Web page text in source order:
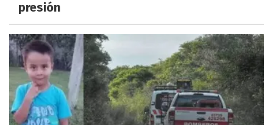
presión